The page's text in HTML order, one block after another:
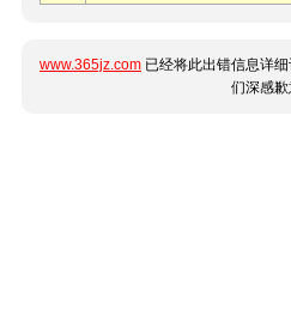
www.365jz.com 已经将此出错信息详
们深感歉